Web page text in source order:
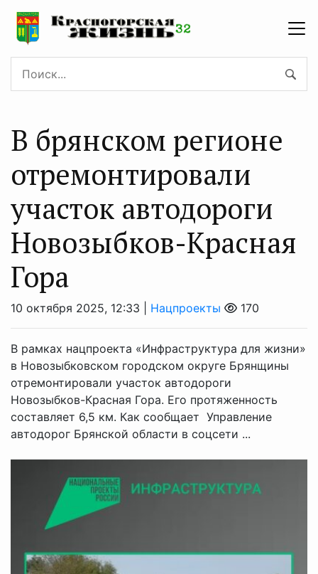
В брянском регионе
отремонтировали
участок автодороги
Новозыбков-Красная
Гора
10 октября 2025, 12:33 | Нацпроекты 170
В рамках нацпроекта «Инфраструктура для жизни»
в Новозыбковском городском округе Брянщины
отремонтировали участок автодороги
Новозыбков-Красная Гора. Его протяженность
составляет 6,5 км. Как сообщает Управление
автодорог Брянской области в соцсети ...